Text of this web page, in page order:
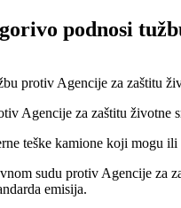
podnosi
Agencije za zaštitu životne
teške kamione koji
sudu protiv Agencije za
emisija.